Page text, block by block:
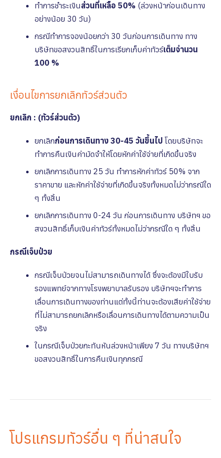
ทำการชำระเงินส่วนที่เหลือ 50% (ล่วงหน้าก่อนเดินทาง
อย่างน้อย 30 วัน)
กรณีทำการจองน้อยกว่า 30 วันก่อนการเดินทาง ทาง
บริษัทขอสงวนสิทธิ์ในการเรียกเก็บค่าทัวร์เต็มจํานวน
100 %
เงื่อนไขการยกเลิกทัวร์ส่วนตัว
ยกเลิก : (ทัวร์ส่วนตัว)
ยกเลิกก่อนการเดินทาง 30-45 วันขึ้นไป โดยบริษัทจะ
ทำการคืนเงินค่ามัดจำให้โดยหักค่าใช้จ่ายที่เกิดขึ้นจริง
ยกเลิกการเดินทาง 25 วัน ทำการหักค่าทัวร์ 50% จาก
ราคาขาย และหักค่าใช้จ่ายที่เกิดขึ้นจริงทั้งหมดไม่ว่ากรณีใด
ๆ ทั้งสิ้น
ยกเลิกการเดินทาง 0-24 วัน ก่อนการเดินทาง บริษัทฯ ขอ
สงวนสิทธิ์เก็บเงินค่าทัวร์ทั้งหมดไม่ว่ากรณีใด ๆ ทั้งสิ้น
กรณีเจ็บป่วย
กรณีเจ็บป่วยจนไม่สามารถเดินทางได้ ซึ่งจะต้องมีใบรับ
รองแพทย์จากทางโรงพยาบาลรับรอง บริษัทฯจะทําการ
เลื่อนการเดินทางของท่านแต่ทั้งนี้ท่านจะต้องเสียค่าใช้จ่าย
ที่ไม่สามารถยกเลิกหรือเลื่อนการเดินทางได้ตามความเป็น
จริง
ในกรณีเจ็บป่วยกะทันหันล่วงหน้าเพียง 7 วัน ทางบริษัทฯ
ขอสงวนสิทธิ์ในการคืนเงินทุกกรณี
โปรแกรมทัวร์อื่น ๆ ที่น่าสนใจ